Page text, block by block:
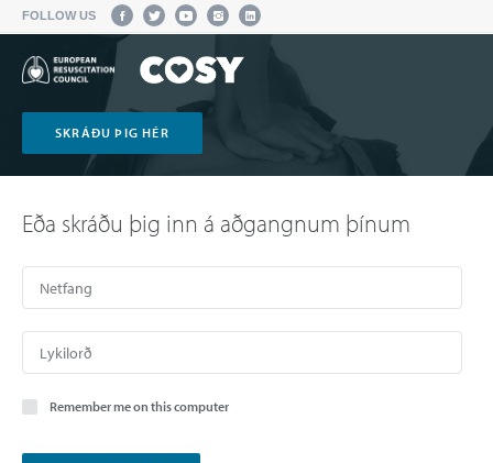
FOLLOW US
SKRÁÐU ÞIG HÉR
Eða skráðu þig inn á aðgangnum þínum
Remember me on this computer